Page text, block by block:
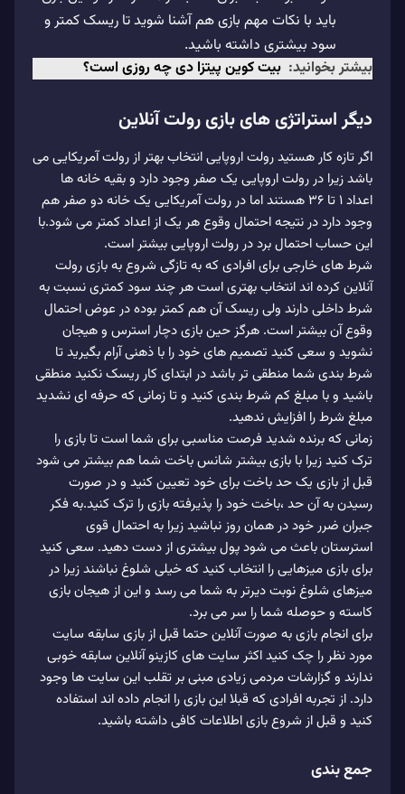
باید با نکات مهم بازی هم آشنا شوید تا ریسک کمتر و
سود بیشتری داشته باشید.
بیشتر بخوانید: بیت کوین پیتزا دی چه روزی است؟
دیگر استراتژی های بازی رولت آنلاین
اگر تازه کار هستید رولت اروپایی انتخاب بهتر از رولت آمریکایی می
باشد زیرا در رولت اروپایی یک صفر وجود دارد و بقیه خانه ها
اعداد 1 تا 36 هستند اما در رولت آمریکایی یک خانه دو صفر هم
وجود دارد در نتیجه احتمال وقوع هر یک از اعداد کمتر می شود.با
این حساب احتمال برد در رولت اروپایی بیشتر است.
شرط های خارجی برای افرادی که به تازگی شروع به بازی رولت
آنلاین کرده اند انتخاب بهتری است هر چند سود کمتری نسبت به
شرط داخلی دارند ولی ریسک آن هم کمتر بوده در عوض احتمال
وقوع آن بیشتر است. هرگز حین بازی دچار استرس و هیجان
نشوید و سعی کنید تصمیم های خود را با ذهنی آرام بگیرید تا
شرط بندی شما منطقی تر باشد در ابتدای کار ریسک نکنید منطقی
باشید و با مبلغ کم شرط بندی کنید و تا زمانی که حرفه ای نشدید
مبلغ شرط را افزایش ندهید.
زمانی که برنده شدید فرصت مناسبی برای شما است تا بازی را
ترک کنید زیرا با بازی بیشتر شانس باخت شما هم بیشتر می شود
قبل از بازی یک حد باخت برای خود تعیین کنید و در صورت
رسیدن به آن حد ،باخت خود را پذیرفته بازی را ترک کنید.به فکر
جبران ضرر خود در همان روز نباشید زیرا به احتمال قوی
استرستان باعث می شود پول بیشتری از دست دهید. سعی کنید
برای بازی میزهایی را انتخاب کنید که خیلی شلوغ نباشند زیرا در
میزهای شلوغ نوبت دیرتر به شما می رسد و این از هیجان بازی
کاسته و حوصله شما را سر می برد.
برای انجام بازی به صورت آنلاین حتما قبل از بازی سابقه سایت
مورد نظر را چک کنید اکثر سایت های کازینو آنلاین سابقه خوبی
ندارند و گزارشات مردمی زیادی مبنی بر تقلب این سایت ها وجود
دارد. از تجربه افرادی که قبلا این بازی را انجام داده اند استفاده
کنید و قبل از شروع بازی اطلاعات کافی داشته باشید.
جمع بندی